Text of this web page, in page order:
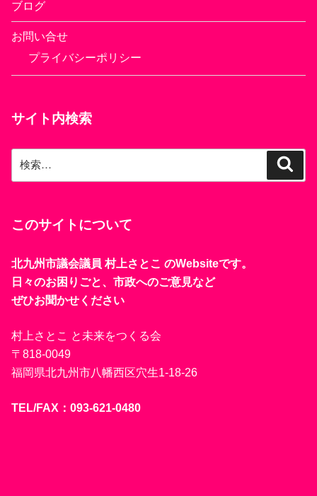
ブログ
お問い合せ
プライバシーポリシー
サイト内検索
検
このサイトについて
北九州市議会議員 村上さとこ のWebsiteです。
日々のお困りごと、市政へのご意見など
ぜひお聞かせください
村上さとこ と未来をつくる会
〒818-0049
福岡県北九州市八幡西区穴生1-18-26
TEL/FAX：093-621-0480